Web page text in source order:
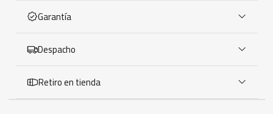
Garantía
Despacho
Retiro en tienda